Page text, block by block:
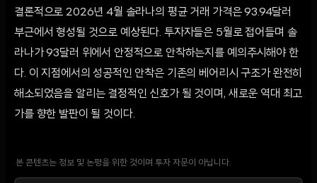
결론적으로 2026년 4월 솔라나의 평균 거래 가격은 93.94달러
부근에서 형성될 것으로 예상된다. 투자자들은 5월로 접어들며 솔
라나가 93달러 위에서 안정적으로 안착하는지를 예의주시해야 한
다. 이 지점에서의 성공적인 안착은 기존의 베어리시 구조가 완전히
해소되었음을 알리는 결정적인 신호가 될 것이며, 새로운 역대 최고
가를 향한 발판이 될 것이다.
본 콘텐츠는 정보 및 논평을 위한 것이며 투자 자문이 아닙니다.